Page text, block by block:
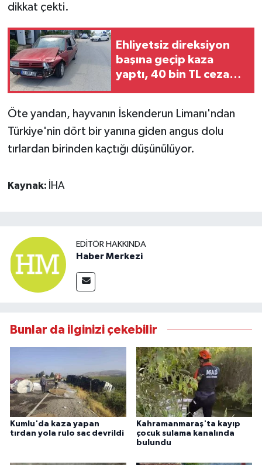
dikkat çekti.
Ehliyetsiz direksiyon
başına geçip kaza
yaptı, 40 bin TL ceza
Öte yandan, hayvanın İskenderun Limanı'ndan
Türkiye'nin dört bir yanına giden angus dolu
tırlardan birinden kaçtığı düşünülüyor.
Kaynak: İHA
EDITÖR HAKKINDA
Haber Merkezi
Bunlar da ilginizi çekebilir
Kumlu'da kaza yapan
tırdan yola rulo sac devrildi
Kahramanmaraş'ta kayıp
çocuk sulama kanalında
bulundu